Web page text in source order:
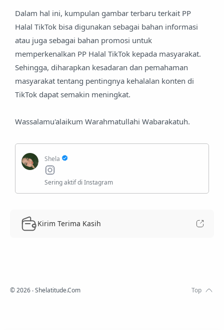
Dalam hal ini, kumpulan gambar terbaru terkait PP
Halal TikTok bisa digunakan sebagai bahan informasi
atau juga sebagai bahan promosi untuk
memperkenalkan PP Halal TikTok kepada masyarakat.
Sehingga, diharapkan kesadaran dan pemahaman
masyarakat tentang pentingnya kehalalan konten di
TikTok dapat semakin meningkat.
Wassalamu'alaikum Warahmatullahi Wabarakatuh.
Kirim Terima Kasih
©2026 ‧ Shelatitude.Com